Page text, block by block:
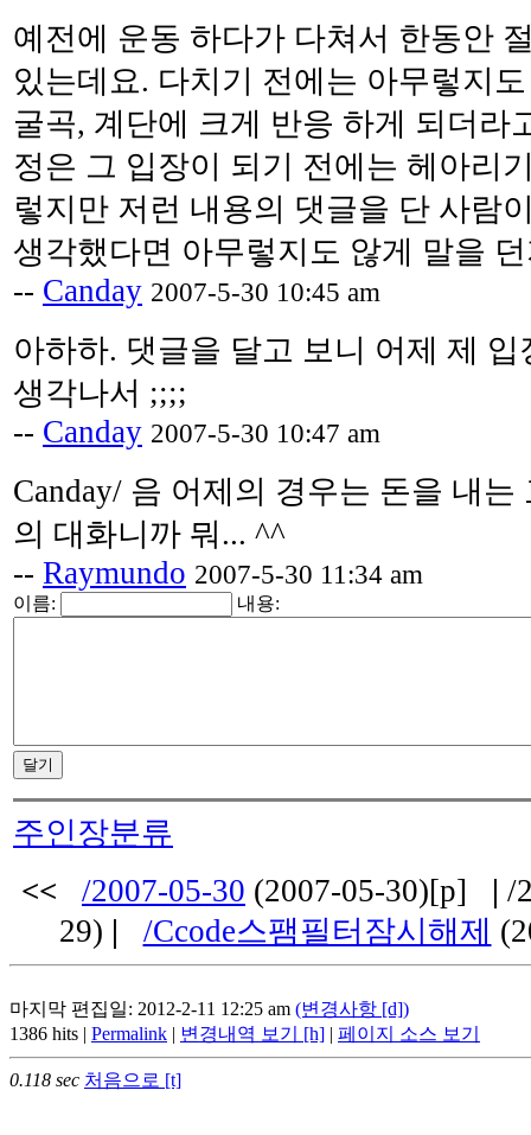
예전에 운동 하다가 다쳐서 한동안
있는데요. 다치기 전에는 아무렇지
굴곡, 계단에 크게 반응 하게 되더라
정은 그 입장이 되기 전에는 헤아리
렇지만 저런 내용의 댓글을 단 사람
생각했다면 아무렇지도 않게 말을
-- Canday 2007-5-30 10:45 am
아하하. 댓글을 달고 보니 어제 제
생각나서 ;;;;
-- Canday 2007-5-30 10:47 am
Canday/ 음 어제의 경우는 돈을 내
의 대화니까 뭐... ^^
-- Raymundo 2007-5-30 11:34 am
이름: 내용:
주인장분류
<<
/2007-05-30 (2007-05-30)[p] | /
29) | /Ccode스팸필터잠시해제
마지막 편집일: 2012-2-11 12:25 am (변경사항 [d])
1386 hits | Permalink | 변경내역 보기 [h] | 페이지 소스 보기
0.118 sec 처음으로 [t]